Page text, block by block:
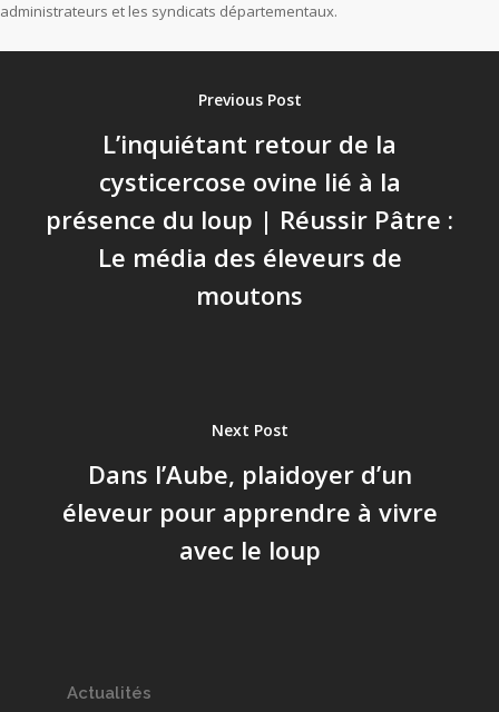
administrateurs et les syndicats départementaux.
Previous Post
L’inquiétant retour de la
cysticercose ovine lié à la
présence du loup | Réussir Pâtre :
Le média des éleveurs de
moutons
Next Post
Dans l’Aube, plaidoyer d’un
éleveur pour apprendre à vivre
avec le loup
Actualités